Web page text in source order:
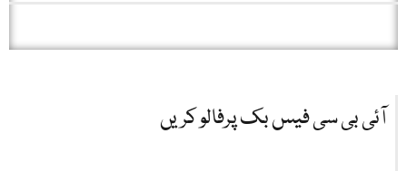
آئی بی سی فیس بک پرفالو کریں